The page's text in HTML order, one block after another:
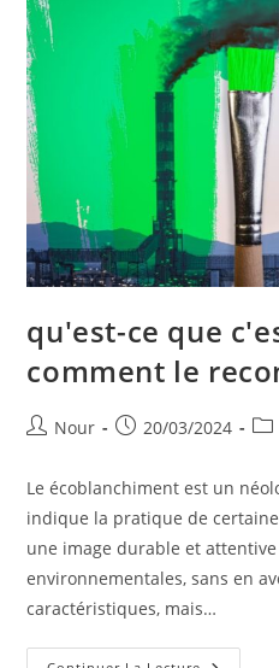
qu'est-ce que
comment le
Auteur/autrice
la
publication :
Nour
Publication
20/03/2024
Le écoblanchiment est un
indique la pratique de
une image durable et
environnementales, sans en
caractéristiques, mais…